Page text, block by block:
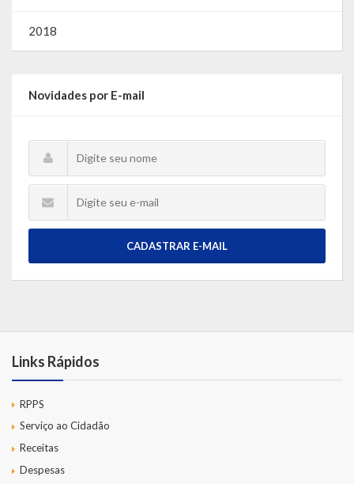
2018
Novidades por E-mail
CADASTRAR E-MAIL
Links Rápidos
RPPS
Serviço ao Cidadão
Receitas
Despesas